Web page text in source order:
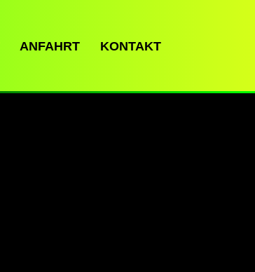
ANFAHRT KONTAKT